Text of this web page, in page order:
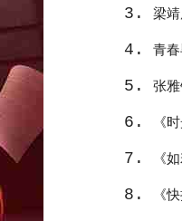
十
3. 梁
4. 青
5. 张
6. 《
吃
7. 《
组
8. 《